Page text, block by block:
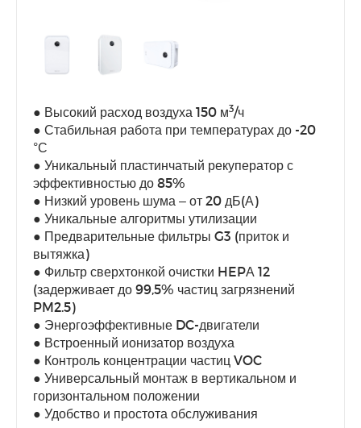
● Высокий расход воздуха 150 м3/ч
● Стабильная работа при температурах до -20
°С
● Уникальный пластинчатый рекуператор с
эффективностью до 85%
● Низкий уровень шума – от 20 дБ(А)
● Уникальные алгоритмы утилизации
● Предварительные фильтры G3 (приток и
вытяжка)
● Фильтр сверхтонкой очистки HEPА 12
(задерживает до 99,5% частиц загрязнений
PM2.5)
● Энергоэффективные DC-двигатели
● Встроенный ионизатор воздуха
● Контроль концентрации частиц VOC
● Универсальный монтаж в вертикальном и
горизонтальном положении
● Удобство и простота обслуживания